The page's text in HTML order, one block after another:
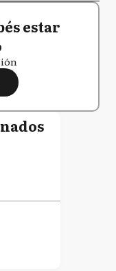
estar